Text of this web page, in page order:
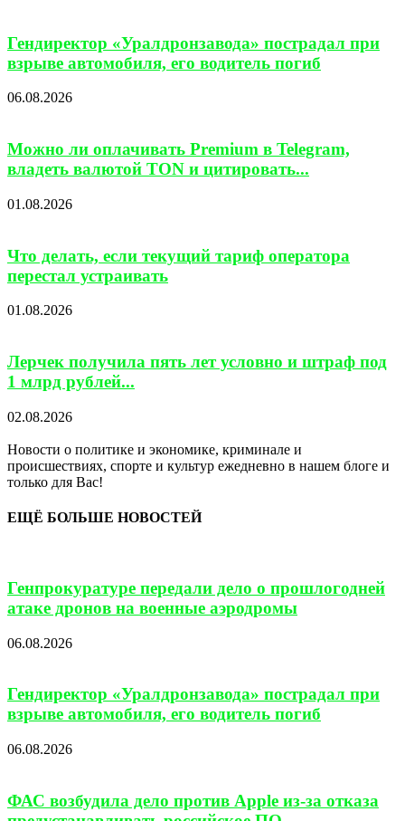
Гендиректор «Уралдронзавода» пострадал при
взрыве автомобиля, его водитель погиб
06.08.2026
Можно ли оплачивать Premium в Telegram,
владеть валютой TON и цитировать...
01.08.2026
Что делать, если текущий тариф оператора
перестал устраивать
01.08.2026
Лерчек получила пять лет условно и штраф под
1 млрд рублей...
02.08.2026
Новости о политике и экономике, криминале и
происшествиях, спорте и культур ежедневно в нашем блоге и
только для Вас!
ЕЩЁ БОЛЬШЕ НОВОСТЕЙ
Генпрокуратуре передали дело о прошлогодней
атаке дронов на военные аэродромы
06.08.2026
Гендиректор «Уралдронзавода» пострадал при
взрыве автомобиля, его водитель погиб
06.08.2026
ФАС возбудила дело против Apple из-за отказа